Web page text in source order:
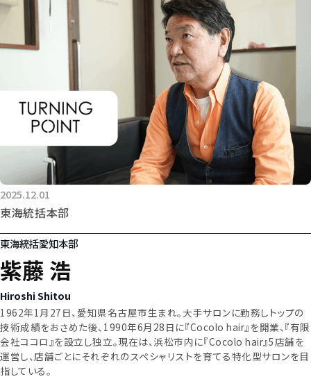
2025.12.01
東海統括本部
東海統括愛知本部
紫藤 浩
Hiroshi Shitou
1962年1月27日、愛知県名古屋市生まれ。大手サロンに勤務しトップの
技術成績をおさめた後、1990年6月28日に『Cocolo hair』を開業、『有限
会社ココロ』を設立し独立。現在は、浜松市内に『Cocolo hair』5店舗を
運営し、店舗ごとにそれぞれのスペシャリストを育てる特化型サロンを目
指している。